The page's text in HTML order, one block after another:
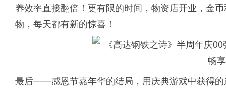
养效率直接翻倍！更有限的时间，物资店开业，金
物，每天都有新的惊喜！
最后——感恩节嘉年华的结局，用庆典游戏中获得